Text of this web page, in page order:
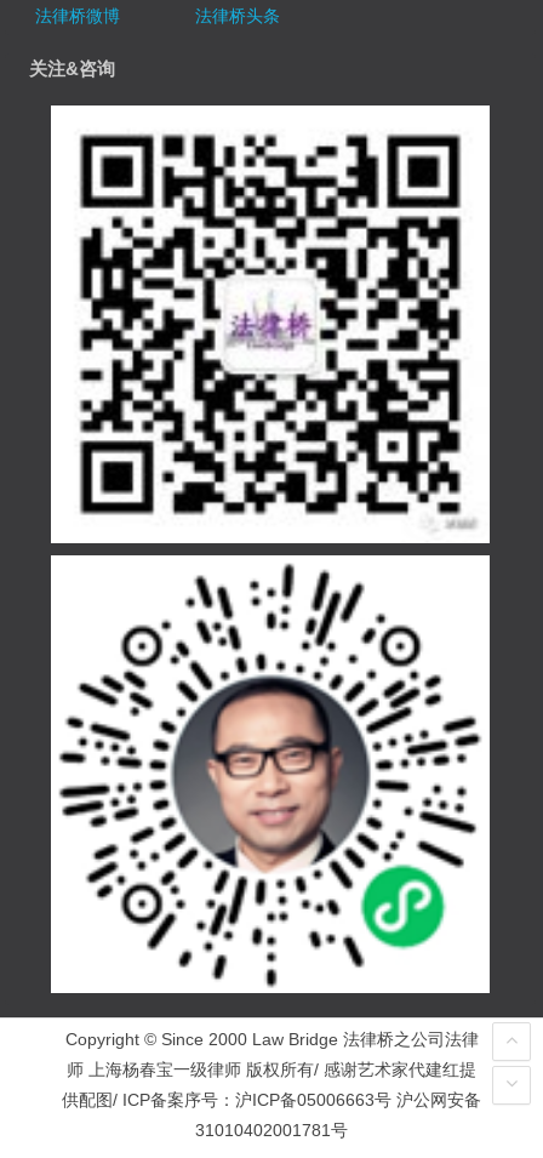
法律桥微博
法律桥头条
关注&咨询
Copyright © Since 2000 Law Bridge 法律桥之公司法律
师 上海杨春宝一级律师 版权所有/ 感谢艺术家代建红提
供配图/ ICP备案序号： 沪ICP备05006663号 沪公网安备
31010402001781号